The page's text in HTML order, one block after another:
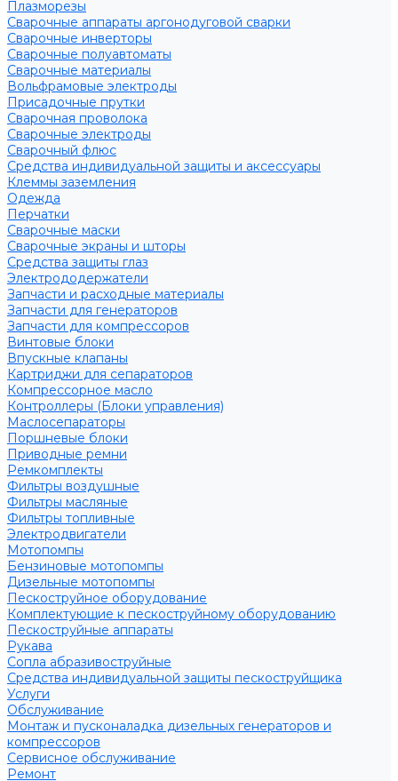
Плазморезы
Сварочные аппараты аргонодуговой сварки
Сварочные инверторы
Сварочные полуавтоматы
Сварочные материалы
Вольфрамовые электроды
Присадочные прутки
Сварочная проволока
Сварочные электроды
Сварочный флюс
Средства индивидуальной защиты и аксессуары
Клеммы заземления
Одежда
Перчатки
Сварочные маски
Сварочные экраны и шторы
Средства защиты глаз
Электрододержатели
Запчасти и расходные материалы
Запчасти для генераторов
Запчасти для компрессоров
Винтовые блоки
Впускные клапаны
Картриджи для сепараторов
Компрессорное масло
Контроллеры (Блоки управления)
Маслосепараторы
Поршневые блоки
Приводные ремни
Ремкомплекты
Фильтры воздушные
Фильтры масляные
Фильтры топливные
Электродвигатели
Мотопомпы
Бензиновые мотопомпы
Дизельные мотопомпы
Пескоструйное оборудование
Комплектующие к пескоструйному оборудованию
Пескоструйные аппараты
Рукава
Сопла абразивоструйные
Средства индивидуальной защиты пескоструйщика
Услуги
Обслуживание
Монтаж и пусконаладка дизельных генераторов и
компрессоров
Сервисное обслуживание
Ремонт